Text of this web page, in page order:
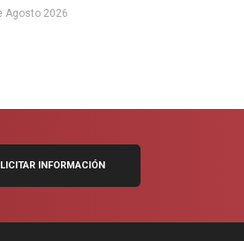
Agosto 2026